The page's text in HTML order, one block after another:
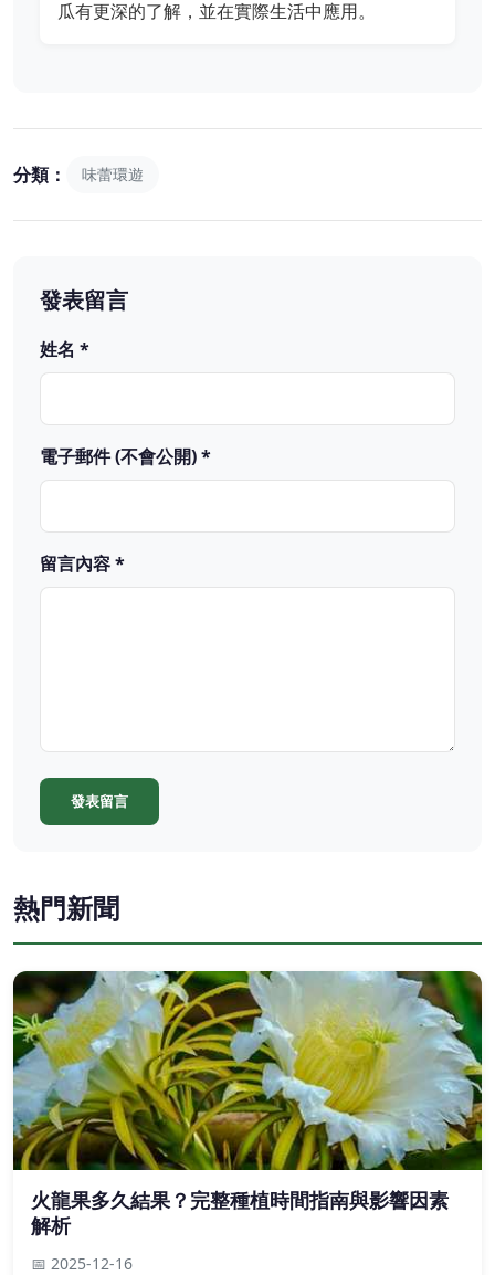
瓜有更深的了解，並在實際生活中應用。
分類： 味蕾環遊
發表留言
姓名 *
電子郵件 (不會公開) *
留言內容 *
發表留言
熱門新聞
火龍果多久結果？完整種植時間指南與影響因素
解析
📅 2025-12-16